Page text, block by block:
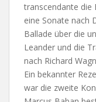
transcendante die
eine Sonate nach
Ballade über die
Leander und die
nach Richard
Ein bekannter
war die zweite